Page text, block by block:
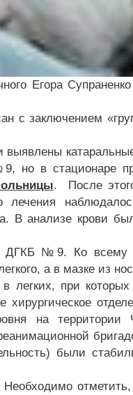
Егора
с заключением
выявлены
но в стационаре
. После
В анализе крови
ДГКБ №9. Ко всему
а в мазке из
легких, при которых
на территории
были
отметить,